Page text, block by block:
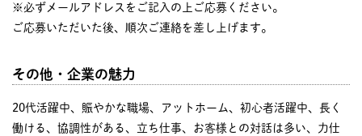
※必ずメールアドレスをご記入の上ご応募ください。
ご応募いただいた後、順次ご連絡を差し上げます。
その他・企業の魅力
20代活躍中、賑やかな職場、アットホーム、初心者活躍中、長く
働ける、協調性がある、立ち仕事、お客様との対話は多い、力仕